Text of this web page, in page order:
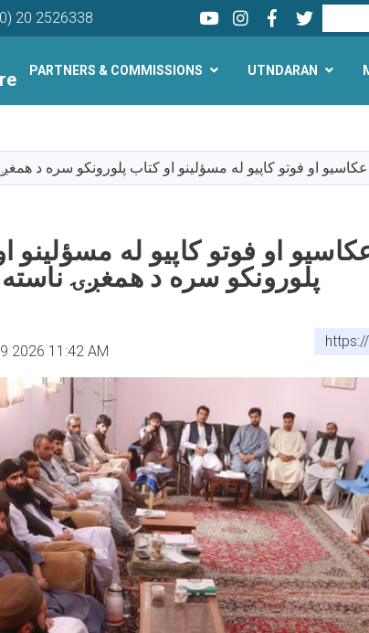
main
content
20 2526338 YoutubeLinkedInFacebookTwitter
Search
PARTNERS & COMMISSIONS UTNDARAN
او فوتو کاپيو له مسؤلینو او کتاب پلورونکو سره د
او فوتو کاپيو له مسؤلینو
پلورونکو سره د همغږۍ
2026 11:42 AM